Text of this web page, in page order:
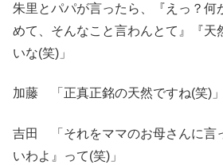
朱里とパパが言ったら、『えっ？何
めて、そんなこと言わんとて』『天
いな(笑)」
加藤 「正真正銘の天然ですね(笑)」
吉田 「それをママのお母さんに言
いわよ』って(笑)」